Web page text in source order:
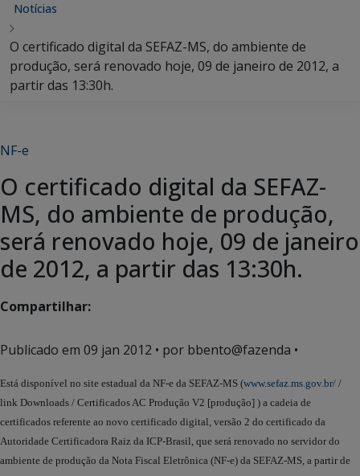
Notícias
O certificado digital da SEFAZ-MS, do ambiente de
produção, será renovado hoje, 09 de janeiro de 2012, a
partir das 13:30h.
NF-e
O certificado digital da SEFAZ-
MS, do ambiente de produção,
será renovado hoje, 09 de janeiro
de 2012, a partir das 13:30h.
Compartilhar:
Publicado em 09 jan 2012 • por bbento@fazenda •
Está disponível no site estadual da NF-e da SEFAZ-MS (www.sefaz.ms.gov.br/ /
link Downloads / Certificados AC Produção V2 [produção] ) a cadeia de
certificados referente ao novo certificado digital, versão 2 do certificado da
Autoridade Certificadora Raiz da ICP-Brasil, que será renovado no servidor do
ambiente de produção da Nota Fiscal Eletrônica (NF-e) da SEFAZ-MS, a partirde